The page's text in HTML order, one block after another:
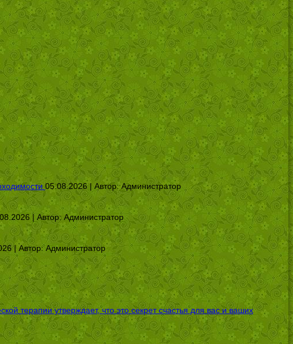
05.08.2026 | Автор:Администратор
| Автор:Администратор
| Автор:Администратор
терапии утверждает, что это секрет счастья для вас и ваших